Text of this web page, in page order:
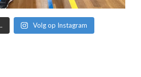
Volg op Instagram